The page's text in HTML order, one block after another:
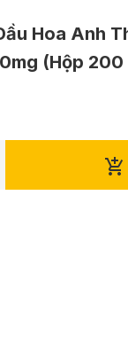
Hoa Anh
(Hộp 200